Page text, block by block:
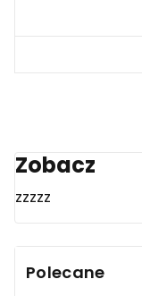
Zobacz
zzzzz
Polecane